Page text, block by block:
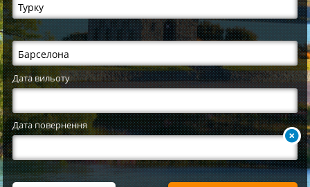
Дата вильоту
Дата повернення